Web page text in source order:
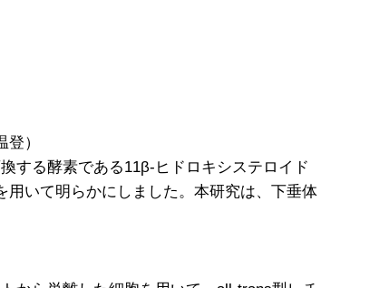
登）
する酵素である11β-ヒドロキシステロイド
いて明らかにしました。本研究は、下垂体